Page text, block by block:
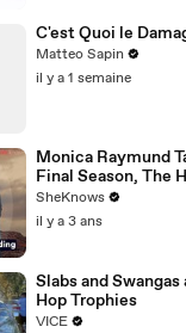
C'est Quoi le
Matteo Sapin
il y a 1 semaine
Monica Raymund
Final Season, The
The Joy of Playing
"Chicago Fire"
SheKnows
il y a 3 ans
Slabs and
Hop Trophies
VICE